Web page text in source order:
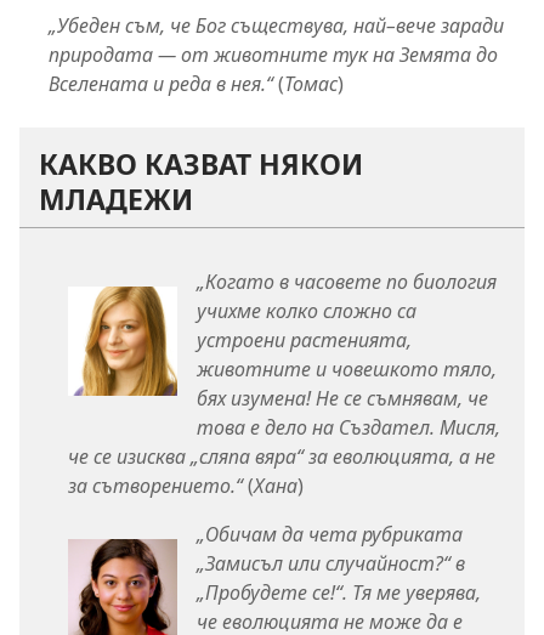
„Убеден съм, че Бог съществува, най–вече заради
природата — от животните тук на Земята до
Вселената и реда в нея.“(Томас)
КАКВО КАЗВАТ НЯКОИ
МЛАДЕЖИ
„Когато в часовете по биология
учихме колко сложно са
устроени растенията,
животните и човешкото тяло,
бях изумена! Не се съмнявам, че
това е дело на Създател. Мисля,
че се изисква „сляпа вяра“ за еволюцията, а не
за сътворението.“(Хана)
„Обичам да чета рубриката
„Замисъл или случайност?“ в
„Пробудете се!“. Тя ме уверява,
че еволюцията не може да е